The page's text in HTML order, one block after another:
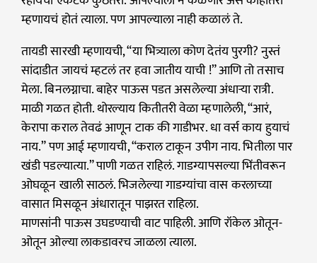
म्हणायचं होतं त्याला. पण आपल्याला नाही कळालं ते.
तायडी सारखी म्हणायची, “या भित्र्याला कोण देतंय पुरगी? नुस्तं
सांदाडीत जायचं म्हटलं तर हवा जातीय याची !” आणि तो तसाच
मेला. बिनलग्नाचा. बाहेर पाऊस पडत असलेल्या अंधाऱ्या रात्री.
माळी गळत होती. थोरल्याय कितीतरी वेळा म्हणालेली, “आरं,
केरापा कराल तेवढं आणून टाक की गाडीभर. धा वर्स काय हुयाचं
नाय.” पण आई म्हणायची, “कराल टाकून उपीग नाय. भितीला पार
खंडी पडल्यात्या.” पाणी गळत राहिलं. गाडग्यापसल्या भिंतीवरून
ओघळून खाली साठलं. भिजलेल्या गाडग्यांचा वास करलाच्या
वासात मिसळून अंधारातून पाझरत राहिला.
माणसांनी पाऊस उघडण्याची वाट पाहिली. आणि रॉकेल ओतून-
ओतून ओल्या लाकडावरच जाळला त्याला.